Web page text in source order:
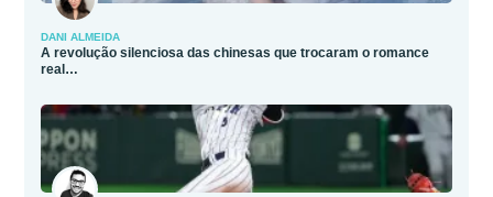
DANI ALMEIDA
A revolução silenciosa das chinesas que trocaram o romance
real…